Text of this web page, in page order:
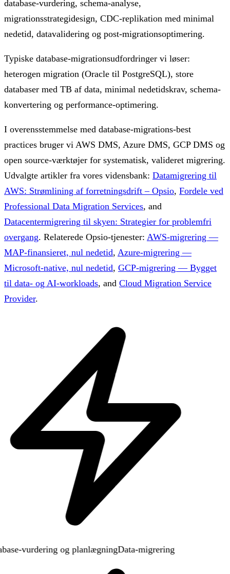
database-vurdering, schema-analyse,
migrationsstrategidesign, CDC-replikation med minimal
nedetid, datavalidering og post-migrationsoptimering.
Typiske database-migrationsudfordringer vi løser:
heterogen migration (Oracle til PostgreSQL), store
databaser med TB af data, minimal nedetidskrav, schema-
konvertering og performance-optimering.
I overensstemmelse med database-migrations-best
practices bruger vi AWS DMS, Azure DMS, GCP DMS og
open source-værktøjer for systematisk, valideret migrering.
Udvalgte artikler fra vores vidensbank: Datamigrering til
AWS: Strømlining af forretningsdrift – Opsio, Fordele ved
Professional Data Migration Services, and
Datacentermigrering til skyen: Strategier for problemfri
overgang. Relaterede Opsio-tjenester: AWS-migrering —
MAP-finansieret, nul nedetid, Azure-migrering —
Microsoft-native, nul nedetid, GCP-migrering — Bygget
til data- og AI-workloads, and Cloud Migration Service
Provider.
vurdering og planlægningData-migrering